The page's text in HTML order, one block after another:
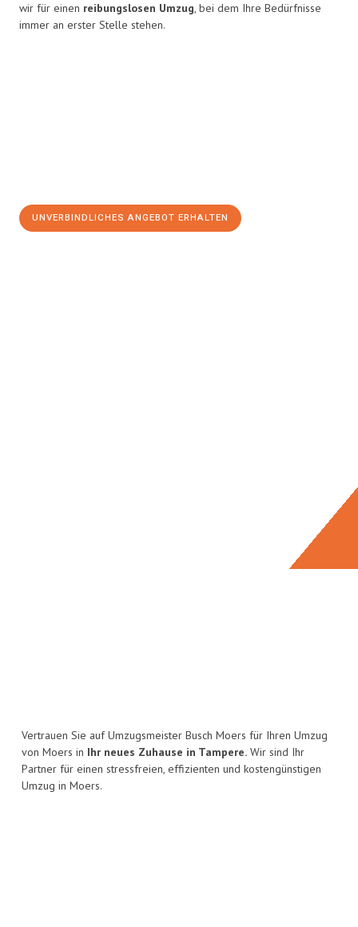
wir für einen reibungslosen Umzug, bei dem Ihre Bedürfnisse
immer an erster Stelle stehen.
UNVERBINDLICHES ANGEBOT ERHALTEN
Vertrauen Sie auf Umzugsmeister Busch Moers für Ihren Umzug
von Moers in Ihr neues Zuhause in Tampere. Wir sind Ihr
Partner für einen stressfreien, effizienten und kostengünstigen
Umzug in Moers.